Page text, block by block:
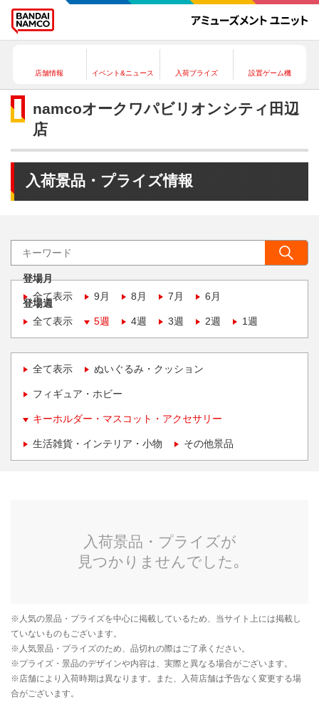
店舗情報 イベント&ニュース 入荷プライズ 設置ゲーム機
namcoオークワパビリオンシティ田辺
店
入荷景品・プライズ情報
登場月
全て表示
9月 8月 7月 6月
登場週
全て表示
5週 4週 3週 2週 1週
全て表示 ぬいぐるみ・クッション
フィギュア・ホビー
キーホルダー・マスコット・アクセサリー
生活雑貨・インテリア・小物 その他景品